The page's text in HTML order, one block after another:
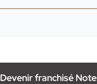
Devenir franchisé